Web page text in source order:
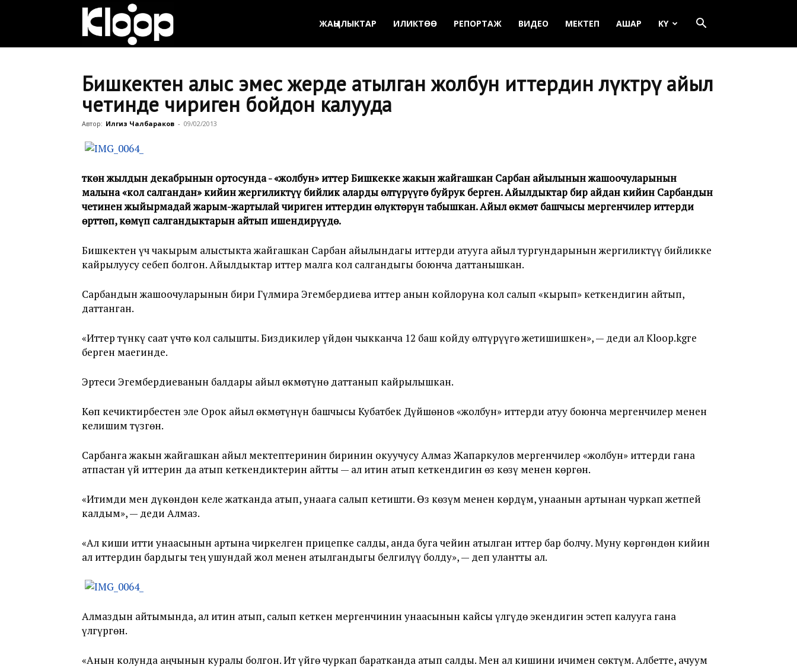
жаңылыктары
ЖАҢЫЛЫКТАР ИЛИКТӨӨ РЕПОРТАЖ ВИДЕО МЕКТЕП АШАР KY
Бишкектен алыс эмес жерде атылган жолбун иттердин өлүктөрү айыл
четинде чириген бойдон калууда
Автор: Илгиз Чалбараков - 09/02/2013
Өткөн жылдын декабрынын ортосунда -«жолбун»иттер Бишкекке жакын жайгашкан Сарбан айылынын жашоочуларынын
малына«кол салгандан»кийин жергиликтүү бийлик аларды өлтүрүүгө буйрук берген. Айылдыктар бир айдан кийин Сарбандын
четинен жыйырмадай жарым-жартылай чириген иттердин өлүктөрүн табышкан. Айыл өкмөт башчысы мергенчилер иттерди
өрттөп, көмүп салгандыктарын айтып ишендирүүдө.
Бишкектен үч чакырым алыстыкта жайгашкан Сарбан айылындагы иттерди атууга айыл тургундарынын жергиликтүү бийликке
кайрылуусу себеп болгон. Айылдыктар иттер малга кол салгандыгы боюнча даттанышкан.
Сарбандын жашоочуларынын бири Гүлмира Эгембердиева иттер анын койлоруна кол салып «кырып» кеткендигин айтып,
даттанган.
«Иттер түнкү саат үчтө кол салышты. Биздикилер үйдөн чыкканча 12 баш койду өлтүрүүгө жетишишкен», — деди ал Kloop.kgге
берген маегинде.
Эртеси Эгембердиеванын балдары айыл өкмөтүнө даттанып кайрылышкан.
Көп кечиктирбестен эле Орок айыл өкмөтүнүн башчысы Кубатбек Дүйшөнов «жолбун» иттерди атуу боюнча мергенчилер менен
келишим түзгөн.
Сарбанга жакын жайгашкан айыл мектептеринин биринин окуучусу Алмаз Жапаркулов мергенчилер «жолбун» иттерди гана
атпастан үй иттерин да атып кеткендиктерин айтты — ал итин атып кеткендигин өз көзү менен көргөн.
«Итимди мен дүкөндөн келе жатканда атып, унаага салып кетишти. Өз көзүм менен көрдүм, унаанын артынан чуркап жетпей
калдым», — деди Алмаз.
«Ал киши итти унаасынын артына чиркелген прицепке салды, анда буга чейин атылган иттер бар болчу. Муну көргөндөн кийин
ал иттердин бардыгы тең ушундай жол менен атылгандыгы белгилүү болду», — деп улантты ал.
Алмаздын айтымында, ал итин атып, салып кеткен мергенчинин унаасынын кайсы үлгүдө экендигин эстеп калууга гана
үлгүргөн.
«Анын колунда аңчынын куралы болгон. Ит үйгө чуркап баратканда атып салды. Мен ал кишини ичимен сөктүм. Албетте, ачуум